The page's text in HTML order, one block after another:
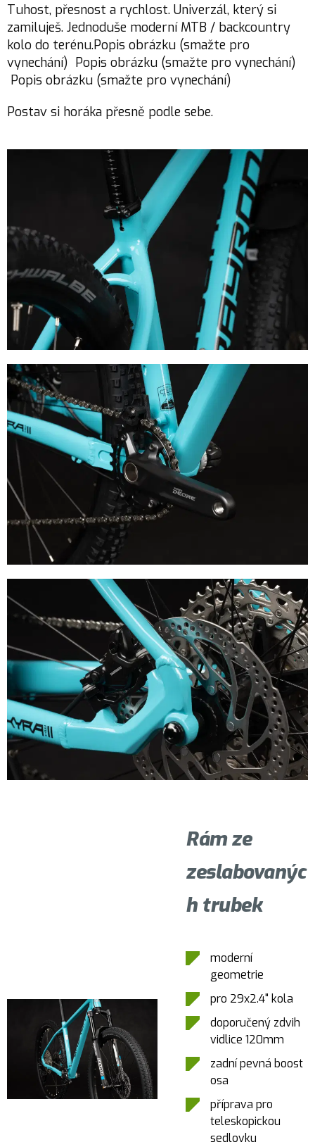
Tuhost, přesnost a rychlost. Univerzál, který si
zamiluješ. Jednoduše moderní MTB / backcountry
kolo do terénu.Popis obrázku (smažte pro
vynechání) Popis obrázku (smažte pro vynechání)
Popis obrázku (smažte pro vynechání)
Postav si horáka přesně podle sebe.
Rám ze
zeslabovanýc
h trubek
moderní
geometrie
pro 29x2.4" kola
doporučený zdvih
vidlice 120mm
zadní pevná boost
osa
příprava pro
teleskopickou
sedlovku